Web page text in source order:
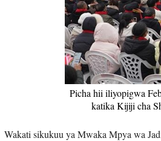
Picha hii iliyopigwa
katika Kijiji cha
Wakati sikukuu ya Mwaka Mpya wa